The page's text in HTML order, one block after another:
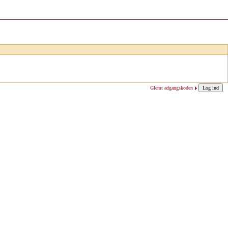
Glemt adgangskoden